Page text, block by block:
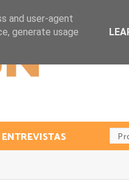
ENTREVISTAS
and user-agent
generate usage